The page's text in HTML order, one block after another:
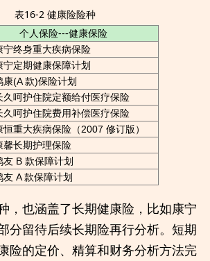
表16-2 健康险险种
个人保险---健康保险
宁终身重大疾病保险
宁定期健康保障计划
康(A 款)保险计划
久呵护住院定额给付医疗保险
久呵护住院费用补偿医疗保险
恒重大疾病保险（2007 修订版）
馨长期护理保险
友 B 款保障计划
友 A 款保障计划
，也涵盖了长期健康险，比如康宁
分留待后续长期险再行分析。短期
险的定价、精算和财务分析方法完